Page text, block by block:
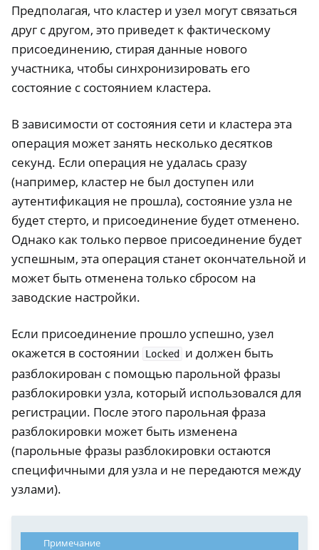
Предполагая, что кластер и узел могут связаться
друг с другом, это приведет к фактическому
присоединению, стирая данные нового
участника, чтобы синхронизировать его
состояние с состоянием кластера.
В зависимости от состояния сети и кластера эта
операция может занять несколько десятков
секунд. Если операция не удалась сразу
(например, кластер не был доступен или
аутентификация не прошла), состояние узла не
будет стерто, и присоединение будет отменено.
Однако как только первое присоединение будет
успешным, эта операция станет окончательной и
может быть отменена только сбросом на
заводские настройки.
Если присоединение прошло успешно, узел
окажется в состоянии
Locked
и должен быть
разблокирован с помощью парольной фразы
разблокировки узла, который использовался для
регистрации. После этого парольная фраза
разблокировки может быть изменена
(парольные фразы разблокировки остаются
специфичными для узла и не передаются между
узлами).
Примечание